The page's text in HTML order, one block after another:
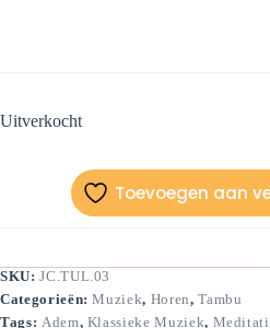
Uitverkocht
Toevoegen aan
SKU:JC.TUL.03
Categorieën:Muziek, Horen,Tambu
Tags: Adem, Klassieke Muziek,